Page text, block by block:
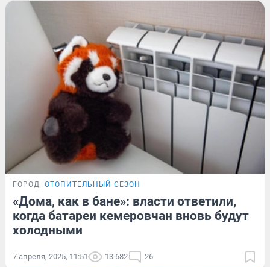
ГОРОД ОТОПИТЕЛЬНЫЙ СЕЗОН
«Дома, как в бане»: власти ответили,
когда батареи кемеровчан вновь будут
холодными
7 апреля, 2025, 11:51 13 682 26